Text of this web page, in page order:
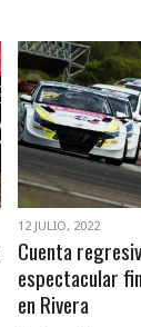
VER
12 JULIO, 2022
Cuenta
espectacular
en Rivera